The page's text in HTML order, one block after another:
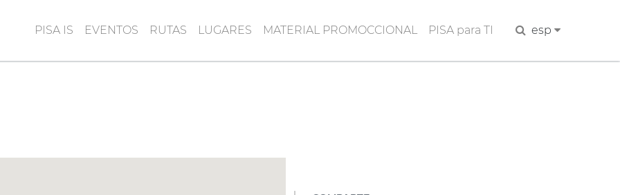
PISA IS EVENTOS RUTAS LUGARES MATERIAL PROMOCCIONAL PISA para TI Buscaresp